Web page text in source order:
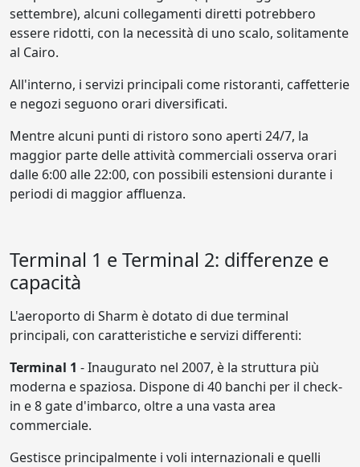
settembre), alcuni collegamenti diretti potrebbero
essere ridotti, con la necessità di uno scalo, solitamente
al Cairo.
All'interno, i servizi principali come ristoranti, caffetterie
e negozi seguono orari diversificati.
Mentre alcuni punti di ristoro sono aperti 24/7, la
maggior parte delle attività commerciali osserva orari
dalle 6:00 alle 22:00, con possibili estensioni durante i
periodi di maggior affluenza.
Terminal 1 e Terminal 2: differenze e
capacità
L'aeroporto di Sharm è dotato di due terminal
principali, con caratteristiche e servizi differenti:
Terminal 1 - Inaugurato nel 2007, è la struttura più
moderna e spaziosa. Dispone di 40 banchi per il check-
in e 8 gate d'imbarco, oltre a una vasta area
commerciale.
Gestisce principalmente i voli internazionali e quelli